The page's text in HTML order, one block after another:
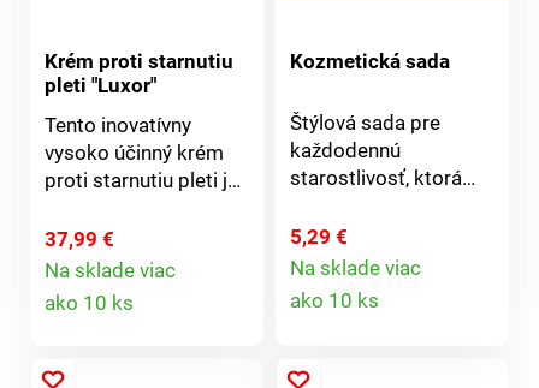
Krém proti starnutiu
pleti "Luxor"
Tento inovatívny
vysoko účinný krém
proti starnutiu pleti je
prírodných
polyméroch. Vysoko
koncentrované
vyhladzuje vrásky a
37,99 €
Na sklade viac
ako 10 ks
Kozmetická sada
Štýlová sada pre
každodennú
starostlivosť, ktorá
Obsahuje bambusovú
kefku, odličovacie
tampóny v
krásne textilné
5,29 €
Na sklade viac
ako 10 ks